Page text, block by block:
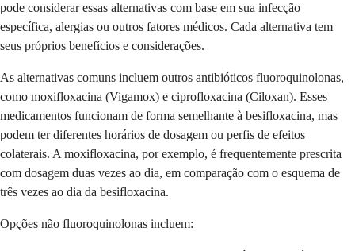
pode considerar essas alternativas com base em sua infecção
específica, alergias ou outros fatores médicos. Cada alternativa tem
seus próprios benefícios e considerações.
As alternativas comuns incluem outros antibióticos fluoroquinolonas,
como moxifloxacina (Vigamox) e ciprofloxacina (Ciloxan). Esses
medicamentos funcionam de forma semelhante à besifloxacina, mas
podem ter diferentes horários de dosagem ou perfis de efeitos
colaterais. A moxifloxacina, por exemplo, é frequentemente prescrita
com dosagem duas vezes ao dia, em comparação com o esquema de
três vezes ao dia da besifloxacina.
Opções não fluoroquinolonas incluem: